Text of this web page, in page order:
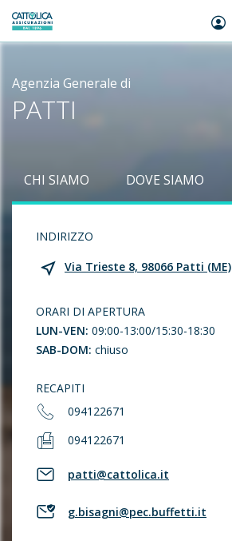
Generali logo
Agenzia Generale di
PATTI
CHI SIAMO DOVE SIAMO
INDIRIZZO
Via Trieste 8, 98066 Patti (ME)
ORARI DI APERTURA
LUN-VEN: 09:00-13:00/15:30-18:30
SAB-DOM: chiuso
RECAPITI
094122671
094122671
patti@cattolica.it
g.bisagni@pec.buffetti.it